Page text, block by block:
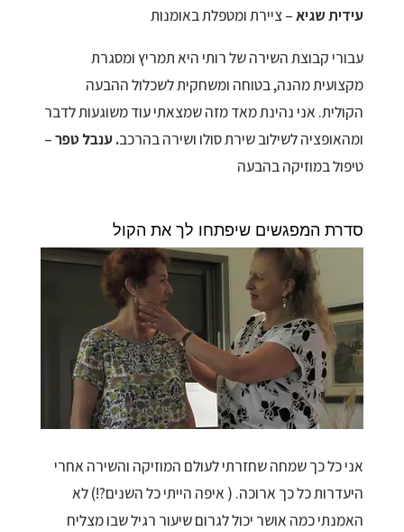
עידית שגיא– ציירת ומטפלת באומנות
עבורי קבוצת השירה של רותי היא תמריץ ומסגרת
מקצועית מהנה, בטוחה ומשחקית לשכלול ההבעה
הקולית. אני נהינת מאד מזה שמצאתי עוד משוגעות לדבר
ומהאופציה לשילוב שירת סולו ושירה בהרכב. ענבל טפר–
טיפול במוזיקה בהבעה
סדרת המפגשים שיפתחו לך את הקול
אני כל כך שמחה שחזרתי לעולם המוזיקה והשירה אחרי
היעדרות כל כך ארוכה. ( איפה הייתי כל השנים?!) לא
האמנתי כמה אושר יכול לגרום שיעור רגיל שבו מצליח